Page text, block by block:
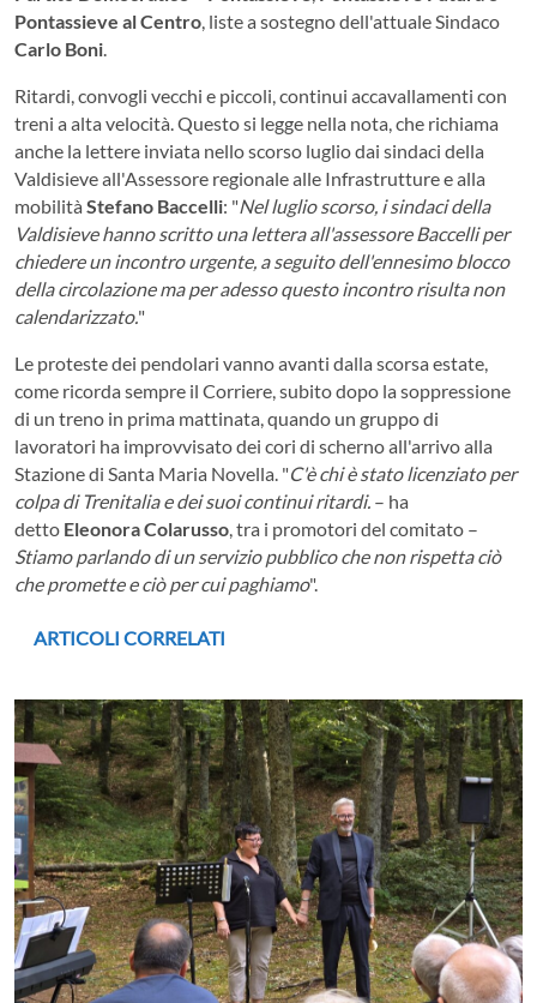
Pontassieve al Centro, liste a sostegno dell'attuale Sindaco
Carlo Boni.
Ritardi, convogli vecchi e piccoli, continui accavallamenti con
treni a alta velocità. Questo si legge nella nota, che richiama
anche la lettere inviata nello scorso luglio dai sindaci della
Valdisieve all'Assessore regionale alle Infrastrutture e alla
mobilità Stefano Baccelli: "Nel luglio scorso, i sindaci della
Valdisieve hanno scritto una lettera all'assessore Baccelli per
chiedere un incontro urgente, a seguito dell'ennesimo blocco
della circolazione ma per adesso questo incontro risulta non
calendarizzato."
Le proteste dei pendolari vanno avanti dalla scorsa estate,
come ricorda sempre il Corriere, subito dopo la soppressione
di un treno in prima mattinata, quando un gruppo di
lavoratori ha improvvisato dei cori di scherno all'arrivo alla
Stazione di Santa Maria Novella. "C'è chi è stato licenziato per
colpa di Trenitalia e dei suoi continui ritardi. – ha
detto Eleonora Colarusso, tra i promotori del comitato –
Stiamo parlando di un servizio pubblico che non rispetta ciò
che promette e ciò per cui paghiamo".
ARTICOLI CORRELATI